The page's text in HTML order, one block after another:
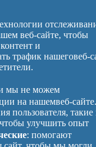
07-08-2026.
2, 99/4,
102
Індекс
Обратная
связь
Украина
Вход|
веб-сайте, чтобы
и
трафик нашеговеб-
мы не можем
на нашемвеб-
пользователя, такие
улучшить опыт
: помогают